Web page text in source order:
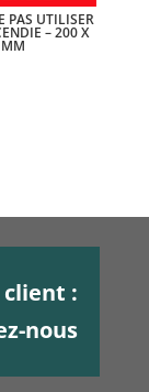
PAS UTILISER
– 200 X
client :
nous